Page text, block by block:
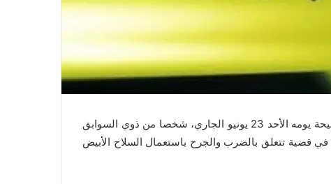
أوقفت مصالح الأمن ببني ملال في الساعات الأولى من صبيحة يومه الأحد 23 يونيو الجاري، شخصا من ذوي السوابق
في تورطه في قضية تتعلق بالضرب والجرح باستعمال السلاح الأبيض